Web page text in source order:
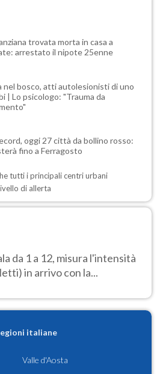
trovata morta in casa a
arrestato il nipote 25enne
nel bosco, atti autolesionisti di uno
| Lo psicologo: "Trauma da
oggi 27 città da bollino rosso:
fino a Ferragosto
tutti i principali centri urbani
di allerta
da 1 a 12, misura l'intensità
in arrivo con la...
italiane
Valle d'Aosta